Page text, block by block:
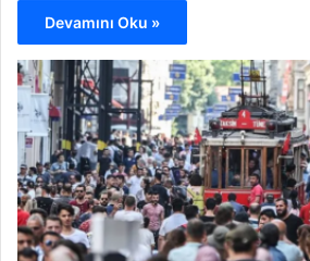
Devamını Oku »